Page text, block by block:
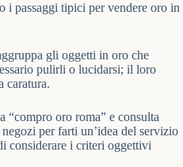
i passaggi tipici per vendere oro in
gli oggetti in oro che
pulirli o lucidarsi; il loro
caratura.
“compro oro roma” e consulta
per farti un’idea del servizio
considerare i criteri oggettivi